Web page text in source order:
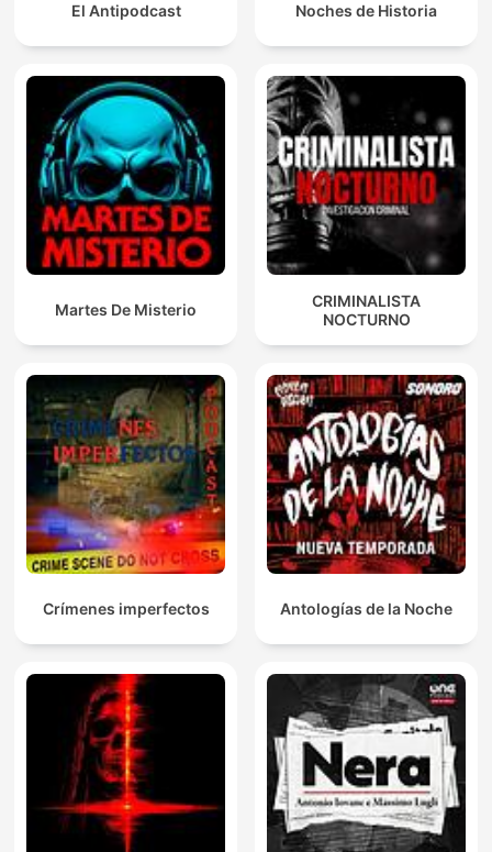
El Antipodcast Noches de Historia
Martes De Misterio
CRIMINALISTA
NOCTURNO
Crímenes imperfectos Antologías de la Noche